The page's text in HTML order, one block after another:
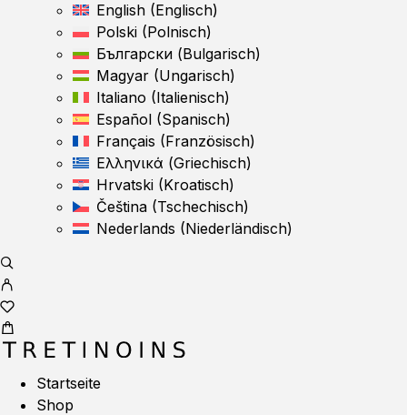
English (Englisch)
Polski (Polnisch)
Български (Bulgarisch)
Magyar (Ungarisch)
Italiano (Italienisch)
Español (Spanisch)
Français (Französisch)
Ελληνικά (Griechisch)
Hrvatski (Kroatisch)
Čeština (Tschechisch)
Nederlands (Niederländisch)
Startseite
Shop